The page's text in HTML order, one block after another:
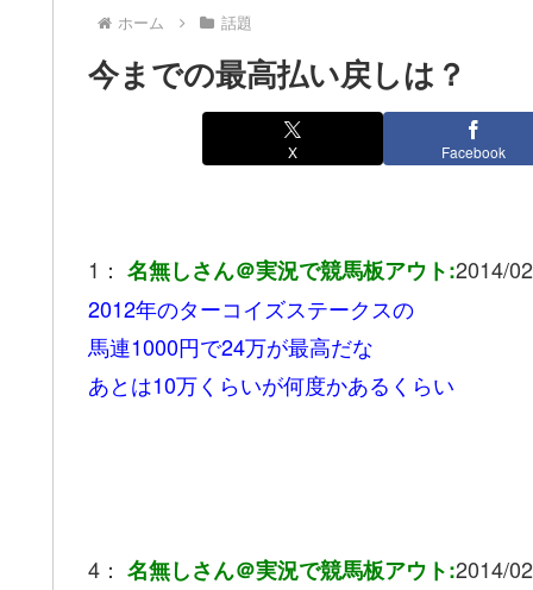
ホーム 話題
今までの最高払い戻しは？
X Facebook
1： 名無しさん＠実況で競馬板アウト:2014/
2012年のターコイズステークスの
馬連1000円で24万が最高だな
あとは10万くらいが何度かあるくらい
4： 名無しさん＠実況で競馬板アウト:2014/